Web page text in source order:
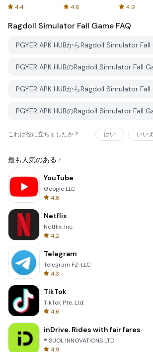
4.4
Spreadsheets
4.6 4.9
Ragdoll Simulator Fall Game FAQ
これは役に立ちましたか？ はい いいえ
最も人気のある
YouTube
Google LLC
4.8
Netflix
Netflix, Inc.
4.2
Telegram
Telegram FZ-LLC
4.3
TikTok
TikTok Pte. Ltd.
4.6
inDrive. Rides with fair fares
® SUOL INNOVATIONS LTD
4.9